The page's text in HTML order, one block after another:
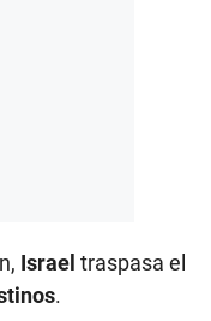
Israel traspasa el
.